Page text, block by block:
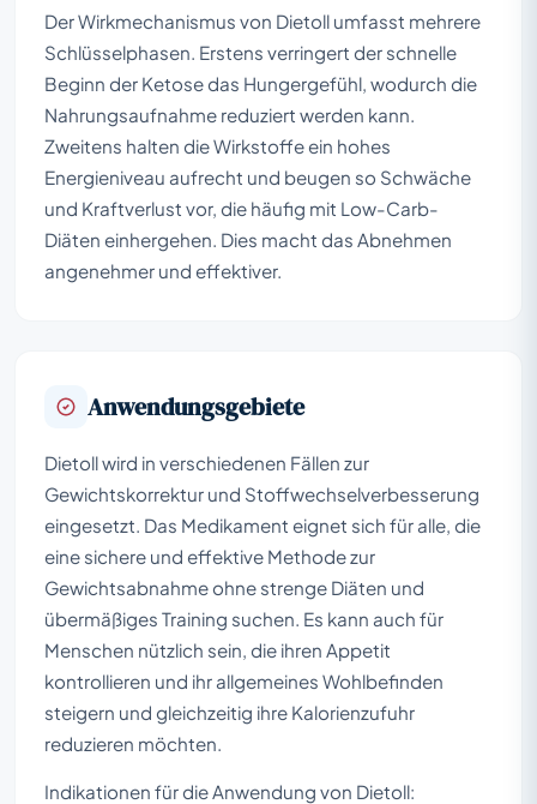
Der Wirkmechanismus von Dietoll umfasst mehrere
Schlüsselphasen. Erstens verringert der schnelle
Beginn der Ketose das Hungergefühl, wodurch die
Nahrungsaufnahme reduziert werden kann.
Zweitens halten die Wirkstoffe ein hohes
Energieniveau aufrecht und beugen so Schwäche
und Kraftverlust vor, die häufig mit Low-Carb-
Diäten einhergehen. Dies macht das Abnehmen
angenehmer und effektiver.
Anwendungsgebiete
Dietoll wird in verschiedenen Fällen zur
Gewichtskorrektur und Stoffwechselverbesserung
eingesetzt. Das Medikament eignet sich für alle, die
eine sichere und effektive Methode zur
Gewichtsabnahme ohne strenge Diäten und
übermäßiges Training suchen. Es kann auch für
Menschen nützlich sein, die ihren Appetit
kontrollieren und ihr allgemeines Wohlbefinden
steigern und gleichzeitig ihre Kalorienzufuhr
reduzieren möchten.
Indikationen für die Anwendung von Dietoll: